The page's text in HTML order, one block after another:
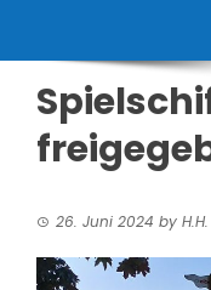
26. Juni 2024 by H.H.